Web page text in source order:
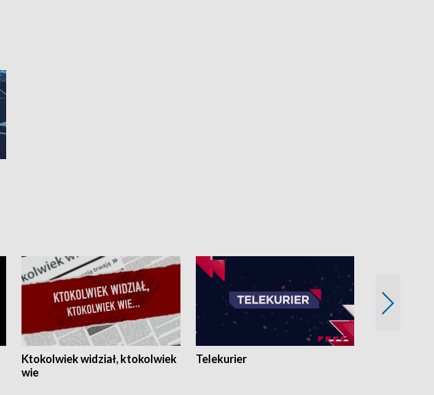
Ktokolwiek widział, ktokolwiek
wie
Telekurier